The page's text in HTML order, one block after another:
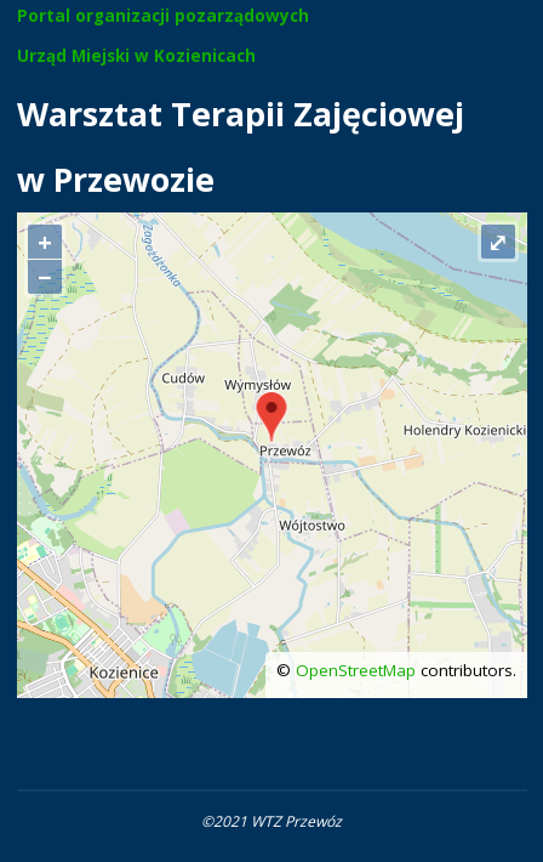
Portal organizacji pozarządowych
Urząd Miejski w Kozienicach
Warsztat Terapii Zajęciowej
w Przewozie
+
−
© OpenStreetMap contributors.
⤢
©2021 WTZ Przewóz